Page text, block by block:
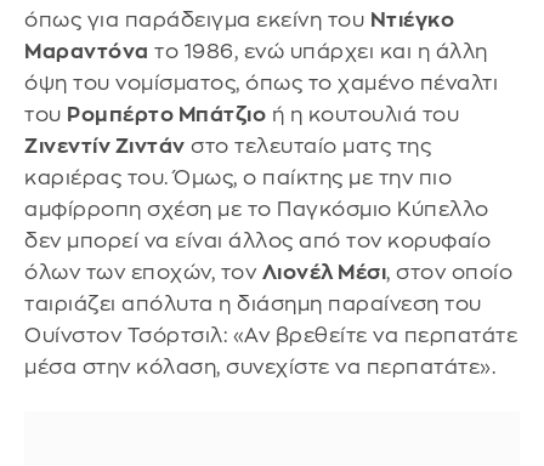
όπως για παράδειγμα εκείνη του Ντιέγκο
Μαραντόνα το 1986, ενώ υπάρχει και η άλλη
όψη του νομίσματος, όπως το χαμένο πέναλτι
του Ρομπέρτο Μπάτζιο ή η κουτουλιά του
Ζινεντίν Ζιντάν στο τελευταίο ματς της
καριέρας του. Όμως, ο παίκτης με την πιο
αμφίρροπη σχέση με το Παγκόσμιο Κύπελλο
δεν μπορεί να είναι άλλος από τον κορυφαίο
όλων των εποχών, τον Λιονέλ Μέσι, στον οποίο
ταιριάζει απόλυτα η διάσημη παραίνεση του
Ουίνστον Τσόρτσιλ: «Αν βρεθείτε να περπατάτε
μέσα στην κόλαση, συνεχίστε να περπατάτε».